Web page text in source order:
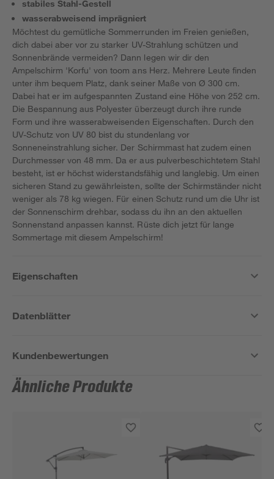
stabiles Stahl-Gestell
wasserabweisend imprägniert
Möchtest du gemütliche Sommerrunden im Freien genießen,
dich dabei aber vor zu starker UV-Strahlung schützen und
Sonnenbrände vermeiden? Dann legen wir dir den
Ampelschirm 'Korfu' von toom ans Herz. Mehrere Leute finden
unter ihm bequem Platz, dank seiner Maße von Ø 300 cm.
Dabei hat er im aufgespannten Zustand eine Höhe von 252 cm.
Die Bespannung aus Polyester überzeugt durch ihre runde
Form und ihre wasserabweisenden Eigenschaften. Durch den
UV-Schutz von UV 80 bist du stundenlang vor
Sonneneinstrahlung sicher. Der Schirmmast hat zudem einen
Durchmesser von 48 mm. Da er aus pulverbeschichtetem Stahl
besteht, ist er höchst widerstandsfähig und langlebig. Um einen
sicheren Stand zu gewährleisten, sollte der Schirmständer nicht
weniger als 78 kg wiegen. Für einen Schutz rund um die Uhr ist
der Sonnenschirm drehbar, sodass du ihn an den aktuellen
Sonnenstand anpassen kannst. Rüste dich jetzt für lange
Sommertage mit diesem Ampelschirm!
Eigenschaften
Datenblätter
Kundenbewertungen
Ähnliche Produkte